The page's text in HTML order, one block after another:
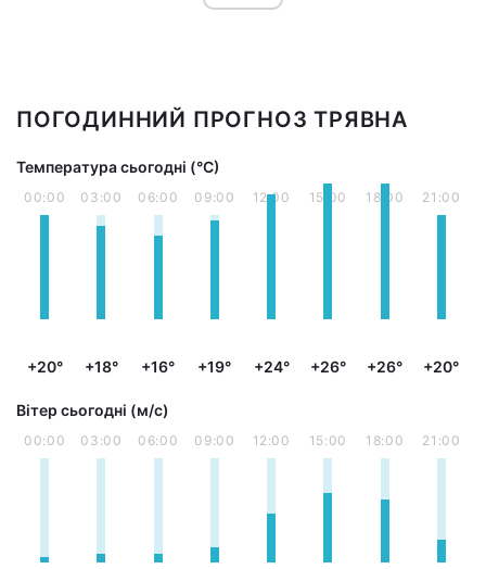
ПОГОДИННИЙ ПРОГНОЗ ТРЯВНА
Температура сьогодні (°С)
00:00
+20°
03:00
+18°
06:00
+16°
09:00
+19°
12:00
+24°
15:00
+26°
18:00
+26°
21:00
+20°
Вітер сьогодні (м/с)
00:00 03:00 06:00 09:00 12:00 15:00 18:00 21:00